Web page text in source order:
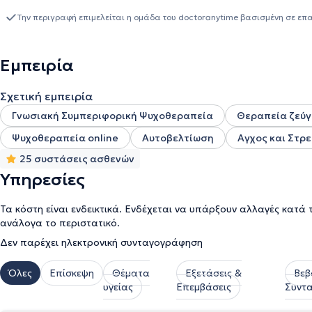
αναζητούν καθοδήγηση και ενδυνάμωση σε δύσκολες φάσεις της
απώλεια, κατάθλιψη, στις διαπροσωπικές σχέσεις και
θεραπεία ζεύγους (Couple Therapy), αλλά και στον
δεξιότητές σας και να πετύχετε μεγαλύτερη ισορροπία και
Την περιγραφή επιμελείται η ομάδα του doctoranytime βασισμένη σε
Εμπειρία
Σχετική εμπειρία
Γνωσιακή Συμπεριφορική Ψυχοθεραπεία Θεραπεία
Ψυχοθεραπεία online
Αυτοβελτίωση Αγχος και
25 συστάσεις ασθενών
Υπηρεσίες
Τα κόστη είναι ενδεικτικά. Ενδέχεται να υπάρξουν αλλαγές κατά
ανάλογα το περιστατικό.
Δεν παρέχει ηλεκτρονική συνταγογράφηση
Όλες Επίσκεψη
Θέματα
υγείας
Εξετάσεις &
Επεμβάσεις